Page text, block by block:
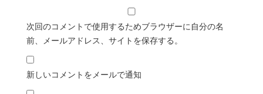
次回のコメントで使用するためブラウザーに自分の名
前、メールアドレス、サイトを保存する。
新しいコメントをメールで通知